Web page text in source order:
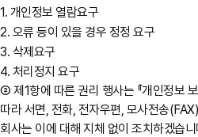
1. 개인정보 열람요구
2. 오류 등이 있을 경우 정정 요구
3. 삭제요구
4. 처리정지 요구
② 제1항에 따른 권리 행사는 『개인정보
따라 서면, 전화, 전자우편, 모사전송
회사는 이에 대해 지체 없이 조치하겠습